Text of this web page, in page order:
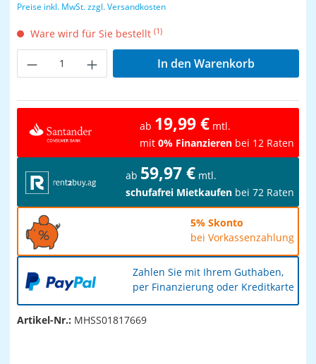
Preise inkl. MwSt. zzgl. Versandkosten
Ware wird für Sie bestellt (1)
Produkt Anzahl: Gib den gewünschten
In den Warenkorb
ab 19,99 € mtl.
mit 0% Finanzieren bei 12 Raten
ab 59,97 € mtl.
schufafrei Mietkaufen bei 72 Raten
5% Skonto
bei Vorkassenzahlung
Zahlen Sie mit Ihrem Guthaben,
per Finanzierung oder Kreditkarte
Artikel-Nr.: MHSS01817669